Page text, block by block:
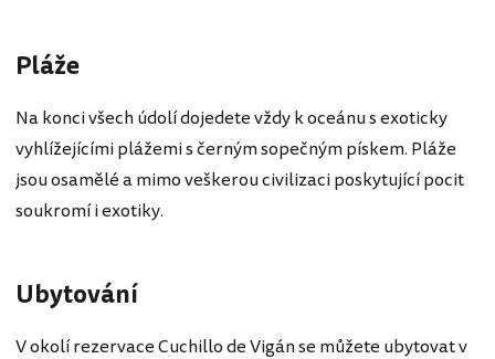
Pláže
Na konci všech údolí dojedete vždy k oceánu s exoticky
vyhlížejícími plážemi s černým sopečným pískem. Pláže
jsou osamělé a mimo veškerou civilizaci poskytující pocit
soukromí i exotiky.
Ubytování
V okolí rezervace Cuchillo de Vigán se můžete ubytovat v